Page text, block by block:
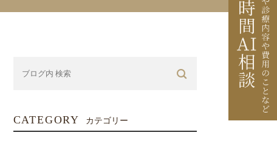
CATEGORY カテゴリー